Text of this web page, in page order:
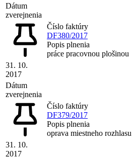
Dátum
zverejnenia
31. 10.
2017
Číslo faktúry
DF380/2017
Popis plnenia
práce pracovnou plošinou
Dátum
zverejnenia
31. 10.
2017
Číslo faktúry
DF379/2017
Popis plnenia
oprava miestneho rozhlasu